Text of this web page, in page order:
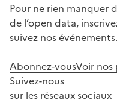
Pour ne rien manquer
de l’open data,
suivez nos événements.
Abonnez-vousVoir nos
Suivez-nous
sur les réseaux sociaux